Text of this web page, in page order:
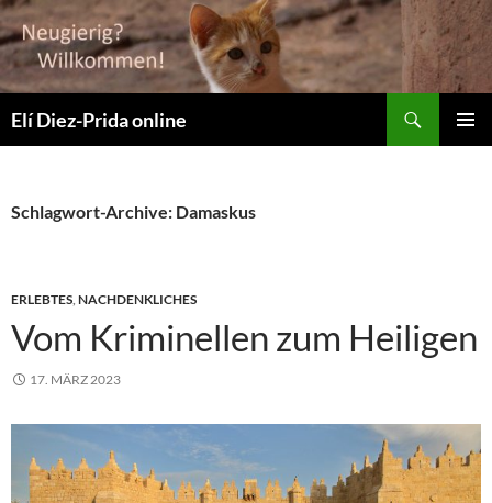
Elí Diez-Prida online
Schlagwort-Archive: Damaskus
ERLEBTES, NACHDENKLICHES
Vom Kriminellen zum Heiligen
17. MÄRZ 2023